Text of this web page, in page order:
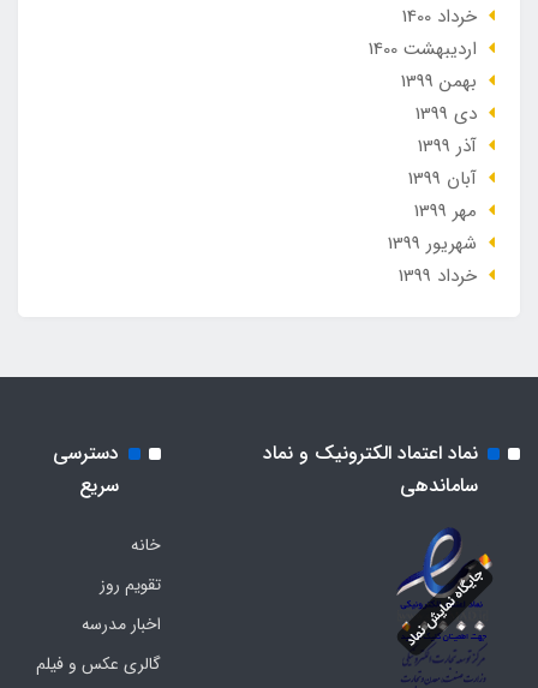
خرداد 1400
ارديبهشت 1400
بهمن 1399
دی 1399
آذر 1399
آبان 1399
مهر 1399
شهریور 1399
خرداد 1399
نماد اعتماد الکترونیک و نماد
ساماندهی
دسترسی
سریع
خانه
تقویم روز
اخبار مدرسه
گالری عکس و فیلم